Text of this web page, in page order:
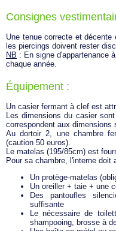
Consignes
Une tenue correcte et
les piercings doivent rester
NB : En signe d'appartenance
chaque année.
Équipement :
Un casier fermant à clef est
Les dimensions du casier
correspondent aux dimensions
Au dortoir 2, une chambre
(caution 50 euros).
Le matelas (195/85cm) est
Pour sa chambre, l'interne doit
Un protège-matelas
Un oreiller + taie + une
Des pantoufles
suffisante
Le nécessaire de
shampooing, brosse à